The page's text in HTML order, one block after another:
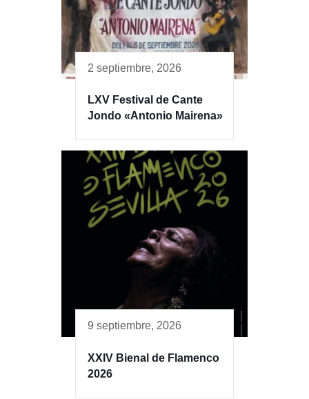
2 septiembre, 2026
LXV Festival de Cante
Jondo «Antonio Mairena»
9 septiembre, 2026
XXIV Bienal de Flamenco
2026